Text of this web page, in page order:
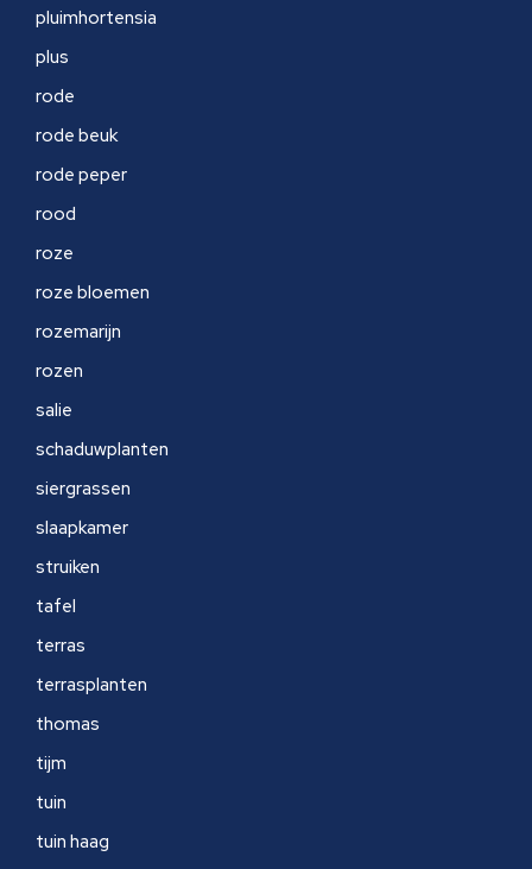
pluimhortensia
plus
rode
rode beuk
rode peper
rood
roze
roze bloemen
rozemarijn
rozen
salie
schaduwplanten
siergrassen
slaapkamer
struiken
tafel
terras
terrasplanten
thomas
tijm
tuin
tuin haag